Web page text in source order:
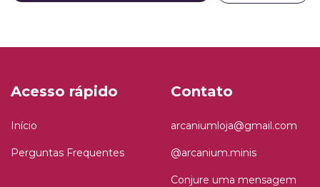
Acesso rápido
Início
Perguntas Frequentes
Contato
arcaniumloja@gmail.com
@arcanium.minis
Conjure uma mensagem